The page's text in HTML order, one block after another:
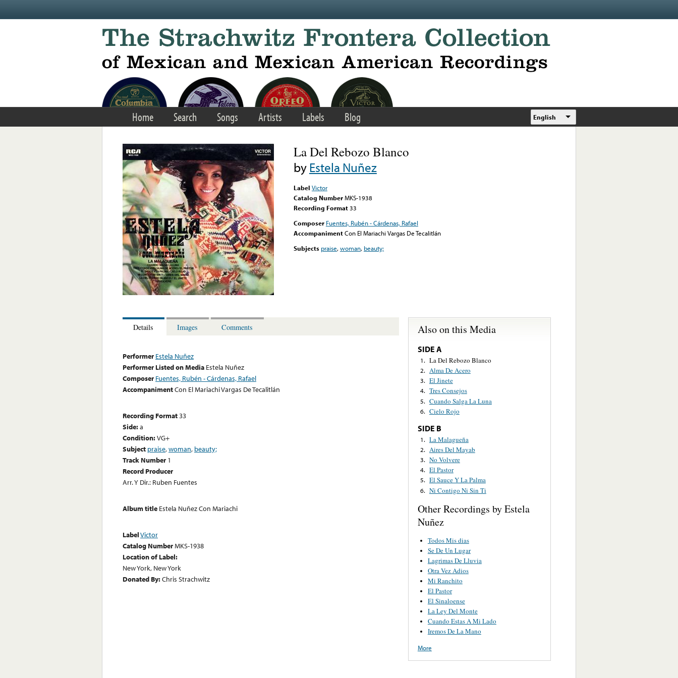
Home Search Songs Artists Labels Blog English
La Del Rebozo Blanco
byEstela Nuñez
Label Victor
Catalog NumberMKS-1938
Recording Format33
Composer Fuentes, Rubén - Cárdenas, Rafael
AccompanimentCon El Mariachi Vargas De Tecalitlán
Subjects praise,woman, beauty;
Details Images Comments
Performer Estela Nuñez
Performer Listed on Media Estela Nuñez
Composer Fuentes, Rubén - Cárdenas, Rafael
AccompanimentCon El Mariachi Vargas De Tecalitlán
Recording Format33
Side:a
Condition:VG+
Subject praise,woman, beauty;
Track Number 1
Record Producer
Arr. Y Dir.: Ruben Fuentes
Album title Estela Nuñez Con Mariachi
LabelVictor
Catalog NumberMKS-1938
Location of Label:
New York, New York
Donated By:Chris Strachwitz
Also on this Media
SIDE A
1. La Del Rebozo Blanco
2. Alma De Acero
3. El Jinete
4. Tres Consejos
5. Cuando Salga La Luna
6. Cielo Rojo
SIDE B
1. La Malagueña
2. Aires Del Mayab
3. No Volvere
4. El Pastor
5. El Sauce Y La Palma
6. Ni Contigo Ni Sin Ti
Other Recordings by Estela
Nuñez
Todos Mis dias
Se De Un Lugar
Lagrimas De Lluvia
Otra Vez Adios
Mi Ranchito
El Pastor
El Sinaloense
La Ley Del Monte
Cuando Estas A Mi Lado
Iremos De La Mano
More